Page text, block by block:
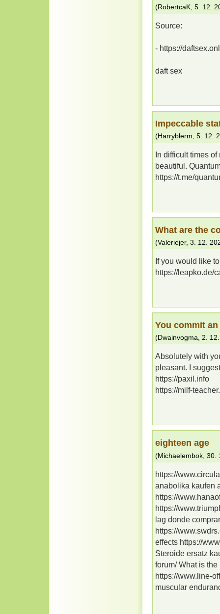
(RobertcaK 5. 12.
Source:
- https://daftsex.onl
daft sex
Impeccable
(Harryblerm, 5. 12.
In difficult times
beautiful.
https://t.me/
What are the
(Valeriejer, 3. 12.
If you would like
https://leapko.de/
You commit
(Dwainvogma, 2.
Absolutely with
pleasant. I
https://paxil.info
https://milf-
eighteen age
(Michaelembok 30.
https://
anabolika kaufen
https://
https://
lag donde
https://
effects https://
Steroide ersatz
forum/ What is
https://www.line-
muscular